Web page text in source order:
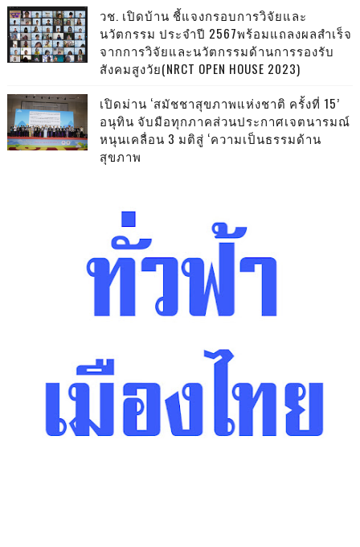
วช. เปิดบ้าน ชี้แจงกรอบการวิจัยและ
นวัตกรรม ประจำปี 2567พร้อมแถลงผลสำเร็จ
จากการวิจัยและนวัตกรรมด้านการรองรับ
สังคมสูงวัย(NRCT OPEN HOUSE 2023)
เปิดม่าน ‘สมัชชาสุขภาพแห่งชาติ ครั้งที่ 15’
อนุทิน จับมือทุกภาคส่วนประกาศเจตนารมณ์
หนุนเคลื่อน 3 มติสู่ ‘ความเป็นธรรมด้าน
สุขภาพ